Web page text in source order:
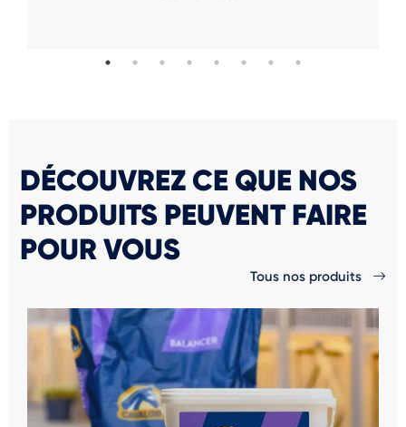
DÉCOUVREZ CE QUE NOS
PRODUITS PEUVENT FAIRE
POUR VOUS
Tous nos produits